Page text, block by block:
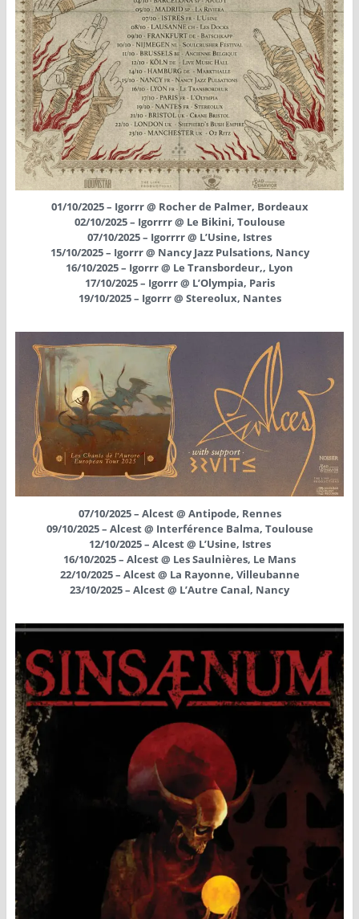
01/10/2025 – Igorrr @ Rocher de Palmer, Bordeaux
02/10/2025 – Igorrrr @ Le Bikini, Toulouse
07/10/2025 – Igorrrr @ L’Usine, Istres
15/10/2025 – Igorrr @ Nancy Jazz Pulsations, Nancy
16/10/2025 – Igorrr @ Le Transbordeur,, Lyon
17/10/2025 – Igorrr @ L’Olympia, Paris
19/10/2025 – Igorrr @ Stereolux, Nantes
07/10/2025 – Alcest @ Antipode, Rennes
09/10/2025 – Alcest @ Interférence Balma, Toulouse
12/10/2025 – Alcest @ L’Usine, Istres
16/10/2025 – Alcest @ Les Saulnières, Le Mans
22/10/2025 – Alcest @ La Rayonne, Villeubanne
23/10/2025 – Alcest @ L’Autre Canal, Nancy